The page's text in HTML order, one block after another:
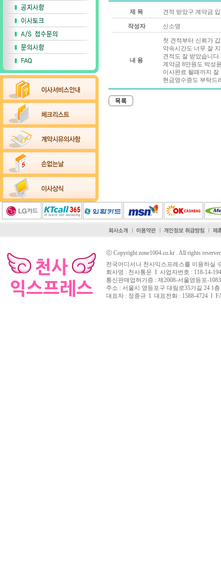
제 목 견적 받았구 계약금
작성자 신소영
내 용
첫 견적부터 신뢰가
약속시간도 너무 잘
견적도 잘 받았습니다.
계약금 8만원도 박성
이사완료 될때까지
현금영수증도 부탁드
ⓒ Copyright zone1004.co.kr . All rights
전국어디서나 천사익스프레스를 이용하실
회사명 : 천사통운 I 사업자번호 : 118-14-
통신판매업허가증 : 제2008-서울영등포-
주소 : 서울시 영등포구 대림로35가길 24 1
대표자 : 정종규 I 대표전화 : 1588-4724 I